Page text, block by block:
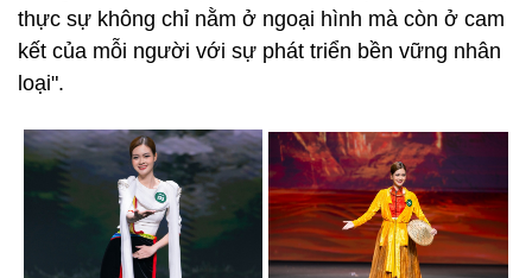
thực sự không chỉ nằm ở ngoại hình mà còn ở cam
kết của mỗi người với sự phát triển bền vững nhân
loại".